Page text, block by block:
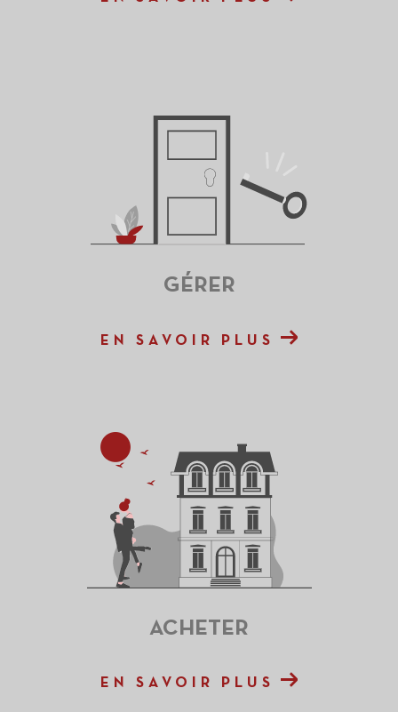
GÉRER
EN SAVOIR PLUS
ACHETER
EN SAVOIR PLUS